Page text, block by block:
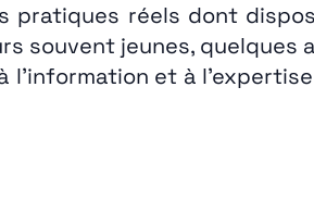
pratiques réels dont
souvent jeunes, quelques
et à